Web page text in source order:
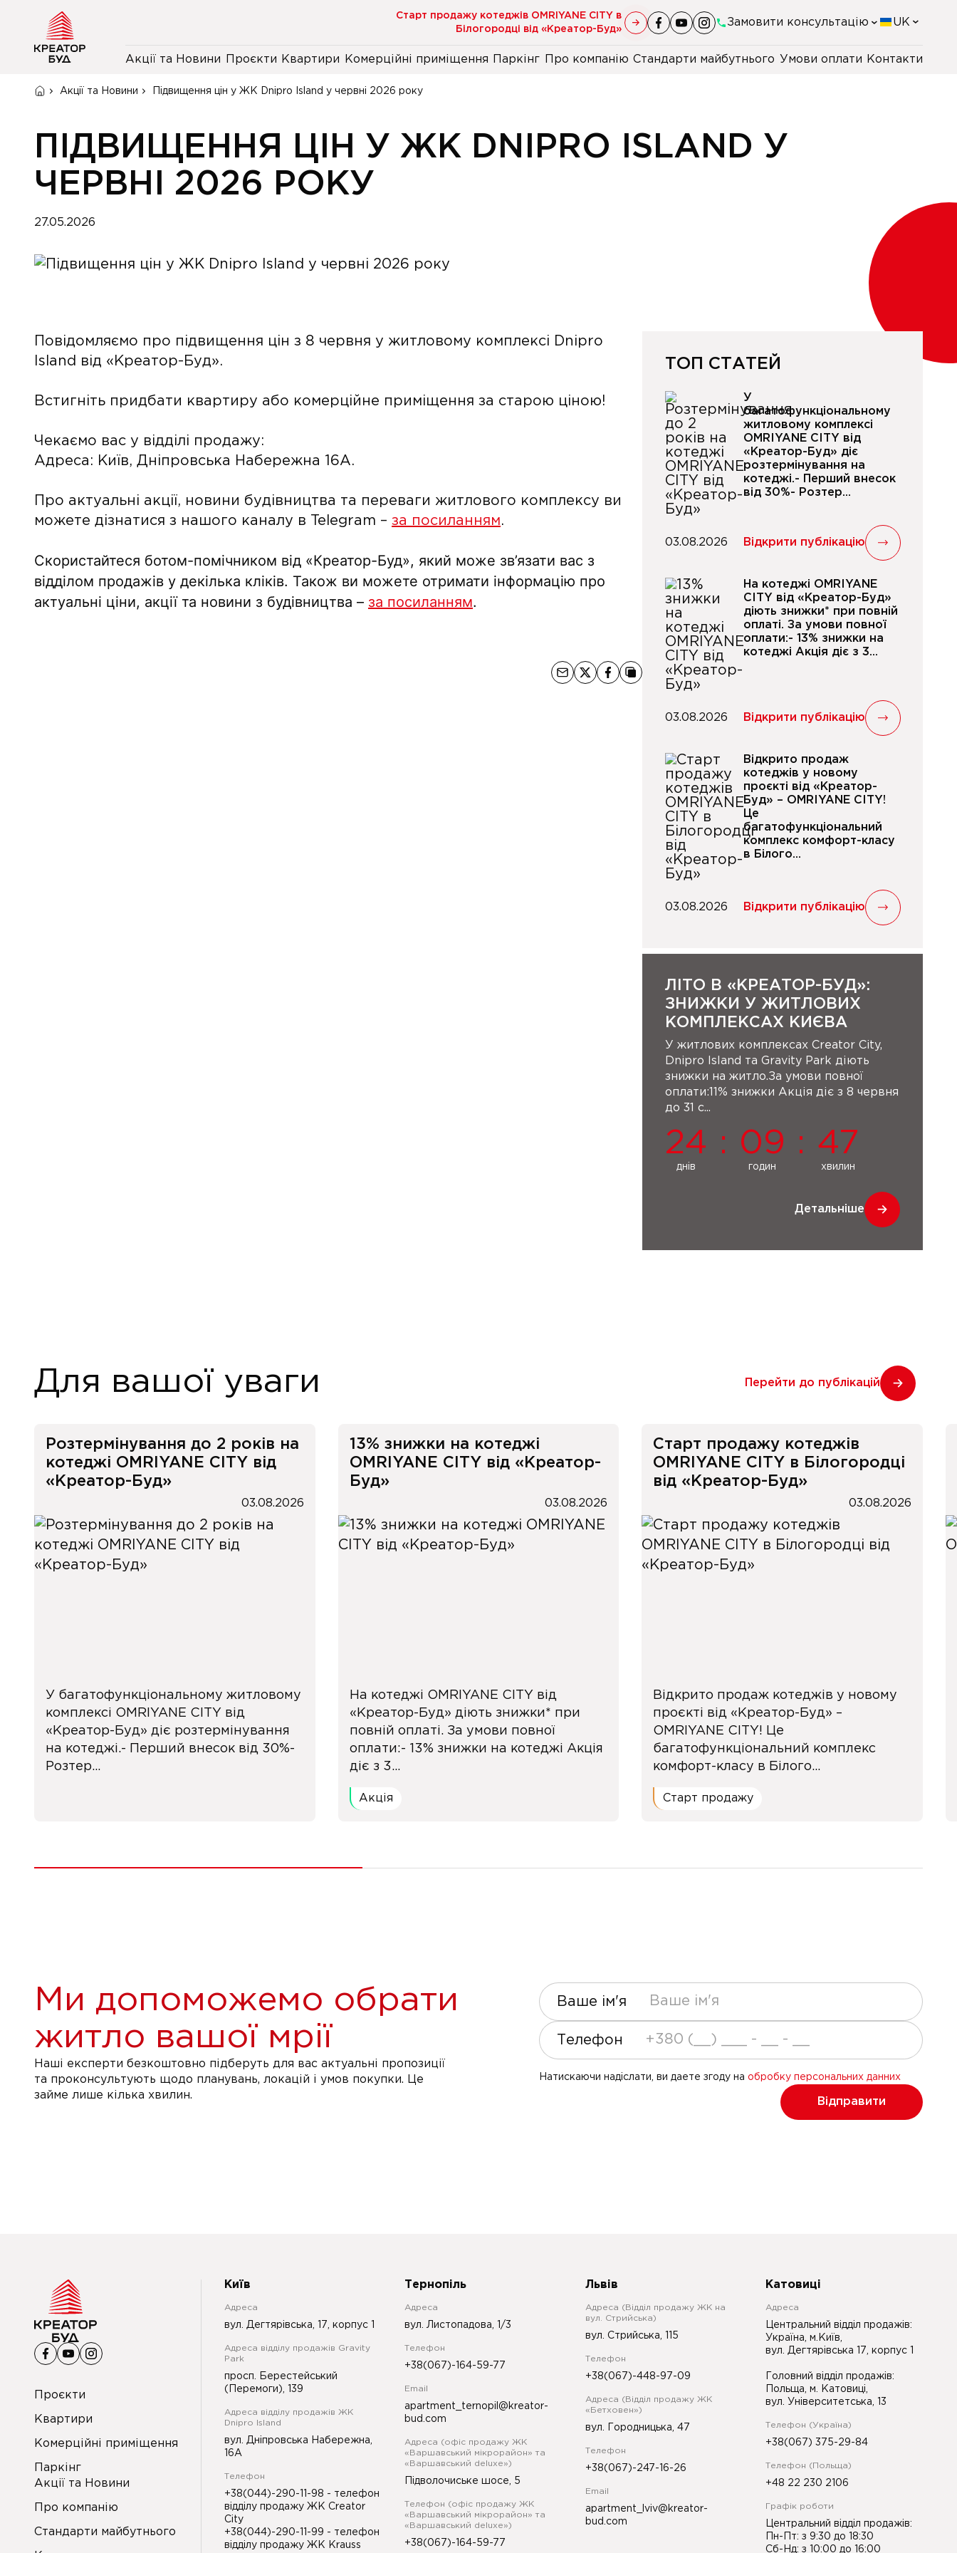
Старт продажу котеджів OMRIYANE CITY в
Білогородці від «Креатор-Буд»
Замовити консультацію UK
Акції та Новини Проєкти Квартири Комерційні приміщення Паркінг Про компанію Стандарти майбутнього Умови оплати Контакти
Акції та Новини Підвищення цін у ЖК Dnipro Island у червні 2026 року
ПІДВИЩЕННЯ ЦІН У ЖК DNIPRO ISLAND У
ЧЕРВНІ 2026 РОКУ
27.05.2026
Повідомляємо про підвищення цін з 8 червня у житловому комплексі Dnipro
Island від «Креатор-Буд».
Встигніть придбати квартиру або комерційне приміщення за старою ціною!
Чекаємо вас у відділі продажу:
Адреса: Київ, Дніпровська Набережна 16А.
Про актуальні акції, новини будівництва та переваги житлового комплексу ви
можете дізнатися з нашого каналу в Telegram – за посиланням.
Скористайтеся ботом-помічником від «Креатор-Буд», який може зв’язати вас з
відділом продажів у декілька кліків. Також ви можете отримати інформацію про
актуальні ціни, акції та новини з будівництва – за посиланням.
ТОП СТАТЕЙ
У
багатофункціональному
житловому комплексі
OMRIYANE CITY від
«Креатор-Буд» діє
розтермінування на
котеджі.- Перший внесок
від 30%- Розтер...
03.08.2026 Відкрити публікацію
На котеджі OMRIYANE
CITY від «Креатор-Буд»
діють знижки* при повній
оплаті. За умови повної
оплати:- 13% знижки на
котеджі Акція діє з 3...
03.08.2026 Відкрити публікацію
Відкрито продаж
котеджів у новому
проєкті від «Креатор-
Буд» – OMRIYANE CITY!
Це
багатофункціональний
комплекс комфорт-класу
в Білого...
03.08.2026 Відкрити публікацію
ЛІТО В «КРЕАТОР-БУД»:
ЗНИЖКИ У ЖИТЛОВИХ
КОМПЛЕКСАХ КИЄВА
У житлових комплексах Creator City,
Dnipro Island та Gravity Park діють
знижки на житло.За умови повної
оплати:11% знижки Акція діє з 8 червня
до 31 с...
24
днів
: 09
годин
: 47
хвилин
Детальніше
Для вашої уваги Перейти до публікацій
Розтермінування до 2 років на
котеджі OMRIYANE CITY від
«Креатор-Буд»
03.08.2026
У багатофункціональному житловому
комплексі OMRIYANE CITY від
«Креатор-Буд» діє розтермінування
на котеджі.- Перший внесок від 30%-
Розтер...
13% знижки на котеджі
OMRIYANE CITY від «Креатор-
Буд»
03.08.2026
На котеджі OMRIYANE CITY від
«Креатор-Буд» діють знижки* при
повній оплаті. За умови повної
оплати:- 13% знижки на котеджі Акція
діє з 3...
Акція
Старт продажу котеджів
OMRIYANE CITY в Білогородці
від «Креатор-Буд»
03.08.2026
Відкрито продаж котеджів у новому
проєкті від «Креатор-Буд» –
OMRIYANE CITY! Це
багатофункціональний комплекс
комфорт-класу в Білого...
Старт продажу
Ми допоможемо обрати
житло вашої мрії
Наші експерти безкоштовно підберуть для вас актуальні пропозиції
та проконсультують щодо планувань, локацій і умов покупки. Це
займе лише кілька хвилин.
Ваше ім'я
Телефон
Натискаючи надіслати, ви даете згоду на обробку персональних данних
Відправити
Проєкти
Квартири
Комерційні приміщення
Паркінг
Акції та Новини
Про компанію
Стандарти майбутнього
Київ
Адреса
вул. Дегтярівська, 17, корпус 1
Адреса відділу продажів Gravity
Park
просп. Берестейський
(Перемоги), 139
Адреса відділу продажів ЖК
Dnipro Island
вул. Дніпровська Набережна,
16А
Телефон
+38(044)-290-11-98 - телефон
відділу продажу ЖК Creator
City
+38(044)-290-11-99 - телефон
відділу продажу ЖК Krauss
Тернопіль
Адреса
вул. Листопадова, 1/3
Телефон
+38(067)-164-59-77
Email
apartment_ternopil@kreator-
bud.com
Адреса (офіс продажу ЖК
«Варшавський мікрорайон» та
«Варшавський deluxe»)
Підволочиське шосе, 5
Телефон (офіс продажу ЖК
«Варшавський мікрорайон» та
«Варшавський deluxe»)
+38(067)-164-59-77
Львів
Адреса (Відділ продажу ЖК на
вул. Стрийська)
вул. Стрийська, 115
Телефон
+38(067)-448-97-09
Адреса (Відділ продажу ЖК
«Бетховен»)
вул. Городницька, 47
Телефон
+38(067)-247-16-26
Email
apartment_lviv@kreator-
bud.com
Катовиці
Адреса
Центральний відділ продажів:
Україна, м.Київ,
вул. Дегтярівська 17, корпус 1
Головний відділ продажів:
Польща, м. Катовиці,
вул. Університетська, 13
Телефон (Україна)
+38(067) 375-29-84
Телефон (Польща)
+48 22 230 2106
Графік роботи
Центральний відділ продажів:
Пн-Пт: з 9:30 до 18:30
Сб-Нд: з 10:00 до 16:00